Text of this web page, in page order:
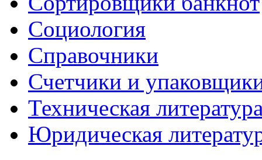
Социология
Справочники
Счетчики и
Техническая
Юридическая